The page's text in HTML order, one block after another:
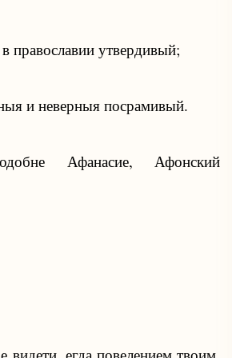
православии утвердивый;
и неверныя посрамивый.
Афанасие, Афонский